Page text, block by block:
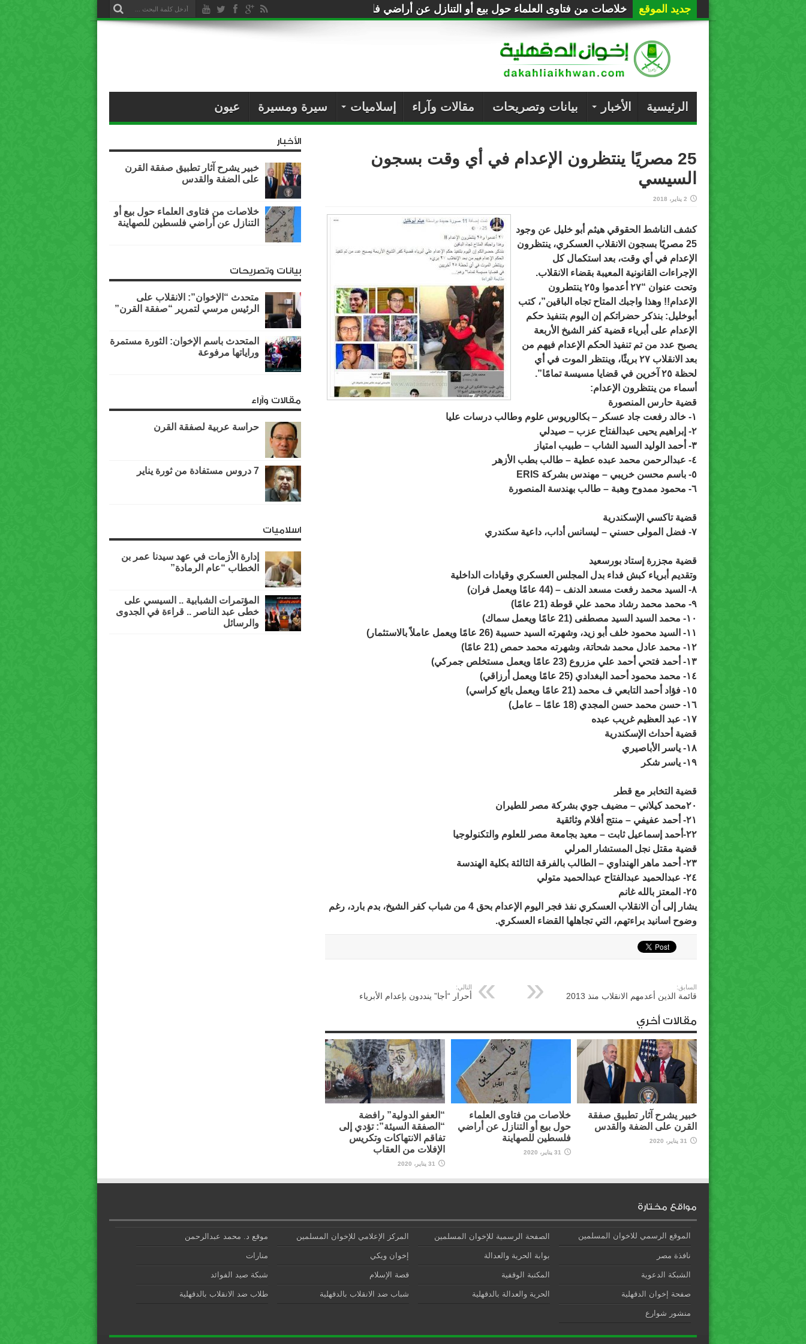
جديد الموقع حراسة عربية لصفقة القرن
الرئيسية الأخبار بيانات وتصريحات مقالات وآراء إسلاميات سيرة ومسيرة عيون
25 مصريًا ينتظرون الإعدام في أي وقت بسجون
السيسي
2 يناير، 2018
كشف الناشط الحقوقي هيثم أبو خليل عن وجود
25 مصريًا بسجون الانقلاب العسكري، ينتظرون
الإعدام في أي وقت، بعد استكمال كل
الإجراءات القانونية المعيبة بقضاء الانقلاب.
وتحت عنوان “٢٧ أعدموا و٢٥ ينتطرون
الإعدام!! وهذا واجبك المتاح تجاه الباقين”، كتب
أبوخليل: بنذكر حضراتكم إن اليوم بتنفيذ حكم
الإعدام على أبرياء قضية كفر الشيخ الأربعة
يصبح عدد من تم تنفيذ الحكم الإعدام فيهم من
بعد الانقلاب ٢٧ بريئًا،
وينتظر الموت في أي
لحظة ٢٥ آخرين
في قضايا مسيسة تمامًا”.
أسماء من ينتظرون الإعدام:
قضية حارس المنصورة
١- خالد رفعت جاد عسكر –
بكالوريوس علوم وطالب درسات عليا
٢- إبراهيم يحيى عبدالفتاح عزب –
صيدلي
٣- أحمد الوليد السيد الشاب –
طبيب امتياز
٤- عبدالرحمن محمد عبده عطية –
طالب بطب الأزهر
٥- باسم محسن خريبي –
مهندس بشركة ERIS
٦- محمود ممدوح وهبة –
طالب بهندسة المنصورة
قضية تاكسي الإسكندرية
٧- فضل المولى حسني –
ليسانس أداب، داعية سكندري
قضية مجزرة إستاد بورسعيد
وتقديم أبرياء كبش فداء بدل المجلس العسكري وقيادات الداخلية
٨- السيد محمد رفعت مسعد الدنف –
(44 عامًا ويعمل فران)
٩- محمد محمد رشاد محمد علي قوطة (21 عامًا)
١٠- محمد السيد السيد مصطفى
(21 عامًا ويعمل سماك)
١١- السيد محمود خلف أبو زيد،
وشهرته السيد حسيبة (26 عامًا ويعمل عاملاً بالاستثمار)
١٢- محمد عادل محمد شحاتة،
وشهرته محمد حمص (21 عامًا)
١٣- أحمد فتحي أحمد علي مزروع
(23 عامًا ويعمل مستخلص جمركي)
١٤- محمد محمود أحمد البغدادي
(25 عامًا ويعمل أرزاقي)
١٥- فؤاد أحمد التابعي ف محمد
(21 عامًا ويعمل بائع كراسي)
١٦- حسن محمد حسن المجدي
(18 عامًا – عامل)
١٧- عبد العظيم غريب عبده
قضية أحداث الإسكندرية
١٨- ياسر الأباصيري
١٩- ياسر شكر
قضية التخابر مع قطر
٢٠محمد كيلاني –
مضيف جوي بشركة مصر للطيران
٢١- أحمد عفيفي –
منتج أفلام وثائقية
٢٢-أحمد إسماعيل ثابت –
معيد بجامعة مصر للعلوم والتكنولوجيا
قضية مقتل نجل المستشار المرلي
٢٣- أحمد ماهر الهنداوي – الطالب بالفرقة الثالثة بكلية الهندسة
٢٤- عبدالحميد عبدالفتاح عبدالحميد متولي
٢٥- المعتز بالله غانم
يشار إلى أن الانقلاب العسكري نفذ فجر اليوم الإعدام بحق 4 من شباب كفر الشيخ، بدم بارد، رغم
وضوح اسانيد براءتهم، التي تجاهلها القضاء العسكري.
السابق:
قائمة الذين أعدمهم الانقلاب منذ 2013
التالي:
أحرار “أجا” ينددون بإعدام الأبرياء
مقالات أخري
خبير يشرح آثار تطبيق صفقة
القرن على الضفة والقدس
31 يناير، 2020
خلاصات من فتاوى العلماء
حول بيع أو التنازل عن أراضي
فلسطين للصهاينة
31 يناير، 2020
“العفو الدولية” رافضة
“الصفقة السيئة”: تؤدي إلى
تفاقم الانتهاكات وتكريس
الإفلات من العقاب
31 يناير، 2020
الأخبار
خبير يشرح آثار تطبيق صفقة القرن
على الضفة والقدس
خلاصات من فتاوى العلماء حول بيع أو
التنازل عن أراضي فلسطين للصهاينة
بيانات وتصريحات
متحدث “الإخوان”: الانقلاب على
الرئيس مرسي لتمرير “صفقة القرن”
المتحدث باسم الإخوان: الثورة مستمرة
وراياتها مرفوعة
مقالات وآراء
حراسة عربية لصفقة القرن
7 دروس مستفادة من ثورة يناير
اسلاميات
إدارة الأزمات في عهد سيدنا عمر بن
الخطاب “عام الرمادة”
المؤتمرات الشبابية .. السيسي على
خطى عبد الناصر .. قراءة في الجدوى
والرسائل
مواقع مختارة
الموقع الرسمي للاخوان المسلمين الصفحة الرسمية للإخوان المسلمين المركز الإعلامي للإخوان المسلمين موقع د. محمد عبدالرحمن
نافذة مصر بوابة الحرية والعدالة إخوان ويكي منارات
الشبكة الدعوية المكتبة الوقفية قصة الإسلام شبكة صيد الفوائد
صفحة إخوان الدقهلية الحرية والعدالة بالدقهلية شباب ضد الانقلاب بالدقهلية طلاب ضد الانقلاب بالدقهلية
منشور شوارع